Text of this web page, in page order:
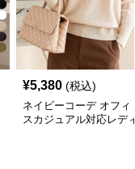
¥5,380 (税込)
ネイビーコーデ オフィ
スカジュアル対応レディ